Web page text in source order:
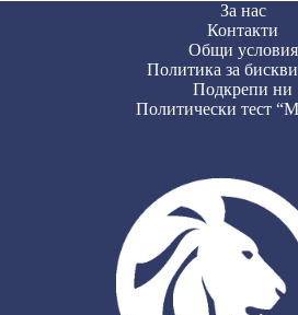
За нас
Контакти
Общи условия
Политика за
Подкрепи ни
Политически тест